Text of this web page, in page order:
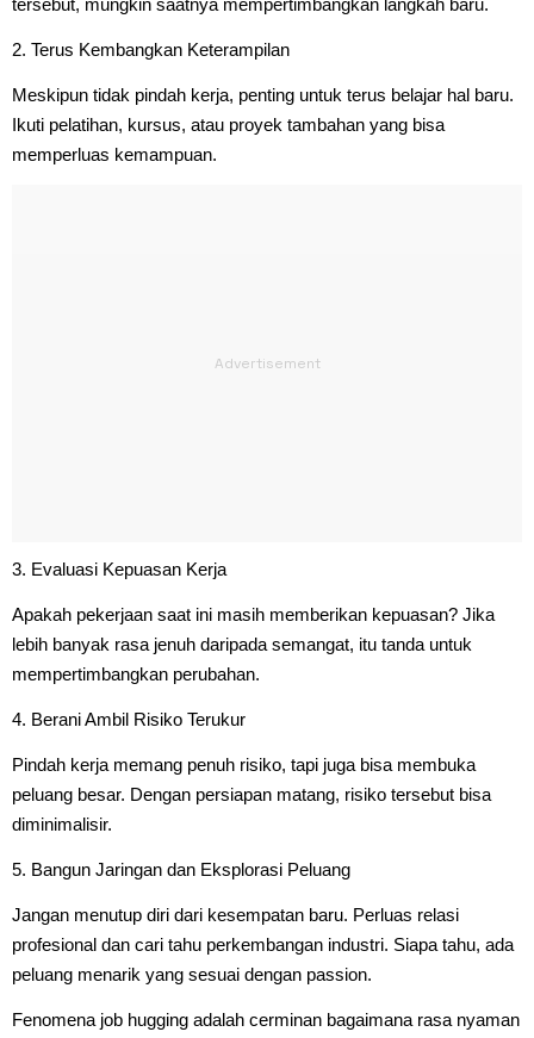
tersebut, mungkin saatnya mempertimbangkan langkah baru.
2. Terus Kembangkan Keterampilan
Meskipun tidak pindah kerja, penting untuk terus belajar hal baru.
Ikuti pelatihan, kursus, atau proyek tambahan yang bisa
memperluas kemampuan.
3. Evaluasi Kepuasan Kerja
Apakah pekerjaan saat ini masih memberikan kepuasan? Jika
lebih banyak rasa jenuh daripada semangat, itu tanda untuk
mempertimbangkan perubahan.
4. Berani Ambil Risiko Terukur
Pindah kerja memang penuh risiko, tapi juga bisa membuka
peluang besar. Dengan persiapan matang, risiko tersebut bisa
diminimalisir.
5. Bangun Jaringan dan Eksplorasi Peluang
Jangan menutup diri dari kesempatan baru. Perluas relasi
profesional dan cari tahu perkembangan industri. Siapa tahu, ada
peluang menarik yang sesuai dengan passion.
Fenomena job hugging adalah cerminan bagaimana rasa nyaman